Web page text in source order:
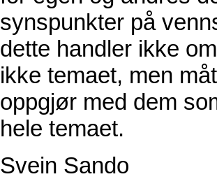
synspunkter på
dette handler ikke
ikke temaet, men
oppgjør med dem
hele temaet.
Svein Sando